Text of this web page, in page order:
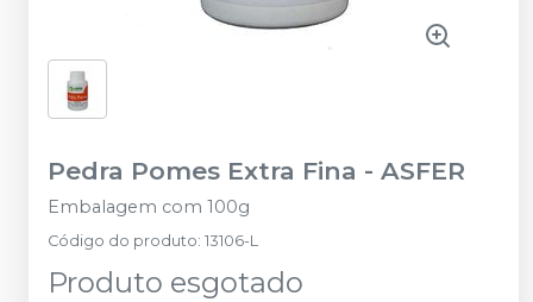
Pedra Pomes Extra Fina - ASFER
Embalagem com 100g
Código do produto: 13106-L
Produto esgotado